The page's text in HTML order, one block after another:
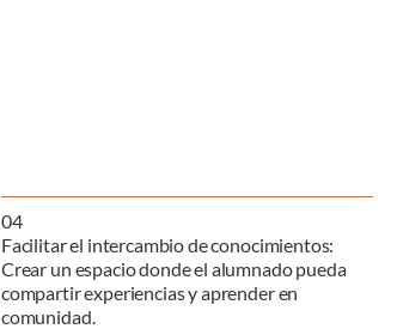
04
Facilitar el intercambio de conocimientos:
Crear un espacio donde el alumnado pueda
compartir experiencias y aprender en
comunidad.